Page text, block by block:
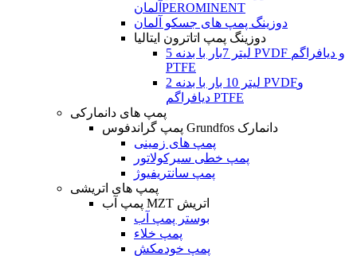
آلمانPEROMINENT
دوزینگ پمپ های جسکو آلمان
دوزینگ پمپ اتاترون ایتالیا
5 لیتر 7بار با بدنه PVDF و دیافراگم
PTFE
2 لیتر 10 بار با بدنه PVDFو
دیافراگم PTFE
پمپ های دانمارکی
پمپ گراندفوس Grundfos دانمارک
پمپ های زمینی
پمپ خطی سیرکولاتور
پمپ سانتریفیوژ
پمپ های اتریشی
پمپ آب MZT اتریش
بوستر پمپ آب
پمپ خلاء
پمپ خودمکش